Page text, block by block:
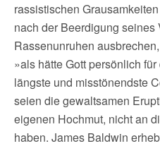
rassistischen
nach der Beerdigung seines
Rassenunruhen
»als hätte Gott persönlich
längste und misstönendste
seien die gewaltsamen
eigenen Hochmut, nicht an
haben. James Baldwin